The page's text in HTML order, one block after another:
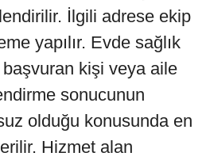
İlgili adrese ekip
yapılır. Evde sağlık
kişi veya aile
sonucunun
olduğu konusunda en
Hizmet alan